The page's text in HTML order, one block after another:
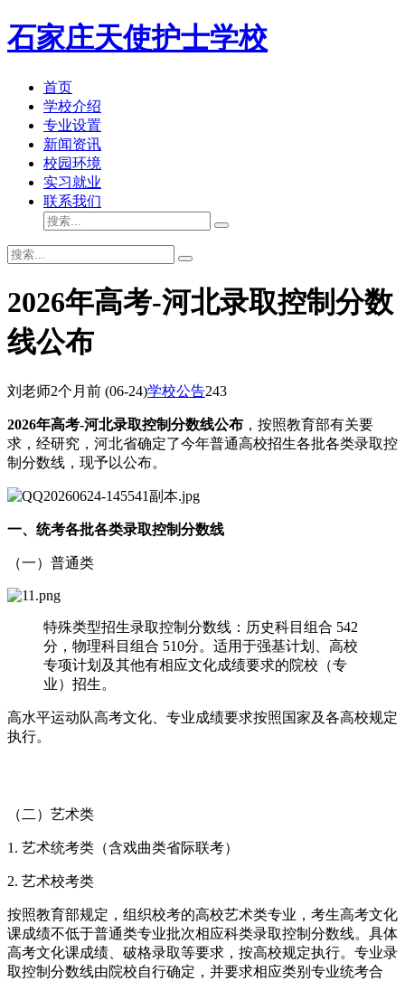
石家庄天使护士学校
首页
学校介绍
专业设置
新闻资讯
校园环境
实习就业
联系我们
2026年高考-河北录取控制分数
线公布
刘老师2个月前 (06-24)学校公告243
2026年高考-河北录取控制分数线公布 ，按照教育部有关要
求，经研究，河北省确定了今年普通高校招生各批各类录取控
制分数线，现予以公布。
一、统考各批各类录取控制分数线
（一）普通类
特殊类型招生录取控制分数线：历史科目组合 542
分，物理科目组合 510分。适用于强基计划、高校
专项计划及其他有相应文化成绩要求的院校（专
业）招生。
高水平运动队高考文化、专业成绩要求按照国家及各高校规定
执行。
（二）艺术类
1. 艺术统考类（含戏曲类省际联考）
2. 艺术校考类
按照教育部规定，组织校考的高校艺术类专业，考生高考文化
课成绩不低于普通类专业批次相应科类录取控制分数线。具体
高考文化课成绩、破格录取等要求，按高校规定执行。专业录
取控制分数线由院校自行确定，并要求相应类别专业统考合